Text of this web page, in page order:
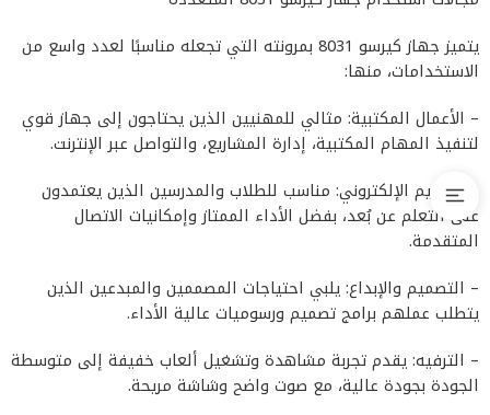
يتميز جهاز كيرسو 8031 بمرونته التي تجعله مناسبًا لعدد واسع من
الاستخدامات، منها:
– الأعمال المكتبية: مثالي للمهنيين الذين يحتاجون إلى جهاز قوي
لتنفيذ المهام المكتبية، إدارة المشاريع، والتواصل عبر الإنترنت.
– التعليم الإلكتروني: مناسب للطلاب والمدرسين الذين يعتمدون
على التعلم عن بُعد، بفضل الأداء الممتاز وإمكانيات الاتصال
المتقدمة.
– التصميم والإبداع: يلبي احتياجات المصممين والمبدعين الذين
يتطلب عملهم برامج تصميم ورسوميات عالية الأداء.
– الترفيه: يقدم تجربة مشاهدة وتشغيل ألعاب خفيفة إلى متوسطة
الجودة بجودة عالية، مع صوت واضح وشاشة مريحة.